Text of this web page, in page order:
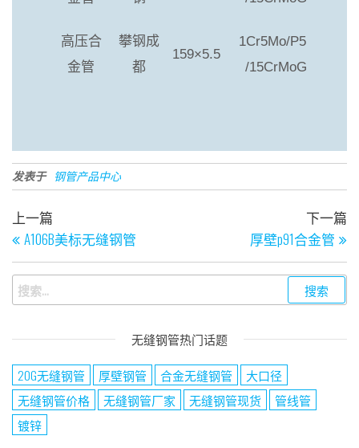
高压合
金管
攀钢成
都
159×5.5
1Cr5Mo/P5
/15CrMoG
发表于 钢管产品中心
上一篇
A106B美标无缝钢管
下一篇
厚壁p91合金管
无缝钢管热门话题
20G无缝钢管 厚壁钢管 合金无缝钢管
大口径
无缝钢管价格
无缝钢管厂家 无缝钢管现货
管线管
镀锌